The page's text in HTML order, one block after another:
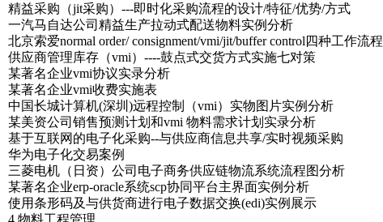
精益采购（jit采购）---即时化采购流程的设计/特征/优势/方式
一汽马自达公司精益生产拉动式配送物料实例分析
北京索爱normal order/ consignment/vmi/jit/buffer control四种工作流程
供应商管理库存（vmi）----鼓点式交货方式实施七对策
某著名企业vmi协议实录分析
某著名企业vmi收费实施表
中国长城计算机(深圳)远程控制（vmi）实物图片实例分析
某美资公司销售预测计划和vmi 物料需求计划实录分析
基于互联网的电子化采购--与供应商信息共享/实时视频采购
华为电子化交易案例
三菱电机（日资）公司电子商务供应链物流系统流程图分析
某著名企业erp-oracle系统scp协同平台主界面实例分析
使用条形码及与供货商进行电子数据交换(edi)实例展示
4.物料工程管理